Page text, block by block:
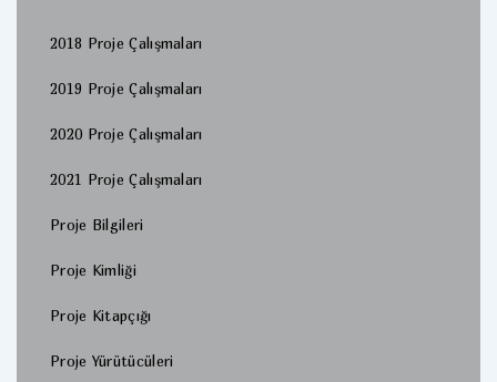
2018 Proje Çalışmaları
2019 Proje Çalışmaları
2020 Proje Çalışmaları
2021 Proje Çalışmaları
Proje Bilgileri
Proje Kimliği
Proje Kitapçığı
Proje Yürütücüleri